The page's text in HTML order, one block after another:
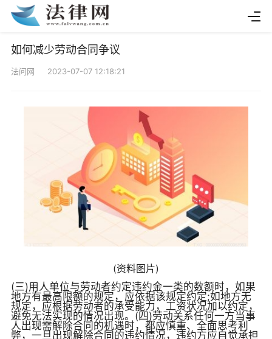
如何减少劳动合同争议
法问网 2023-07-07 12:18:21
(资料图片)
(三)用人单位与劳动者约定违约金一类的数额时，如果
地方有最高限额的规定，应依据该规定约定;如地方无
规定，应根据劳动者的承受能力，工资状况加以约定，
避免无法实现的情况出现。(四)劳动关系任何一方当事
人出现需解除合同的机遇时，都应慎重、全面思考利
弊，一旦出现解除合同的违约情况，违约方应自觉承担